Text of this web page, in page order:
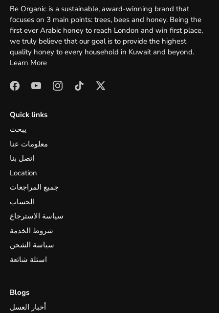
Be Organic is a sustainable, award-winning brand that
focuses on 3 main points: trees, bees and honey. Being the
first ever Arabic honey to reach London and win first place,
we truly believe that our goal is to provide the highest
quality honey to every household in Kuwait and beyond.
Learn More
Quick links
يبحث
معلومات عنا
اتصل بنا
Location
جميع المراجعات
الحساب
سياسة الاسترجاع
شروط الخدمة
سياسة الشحن
اسئلة شائعة
Blogs
أخبار العسل